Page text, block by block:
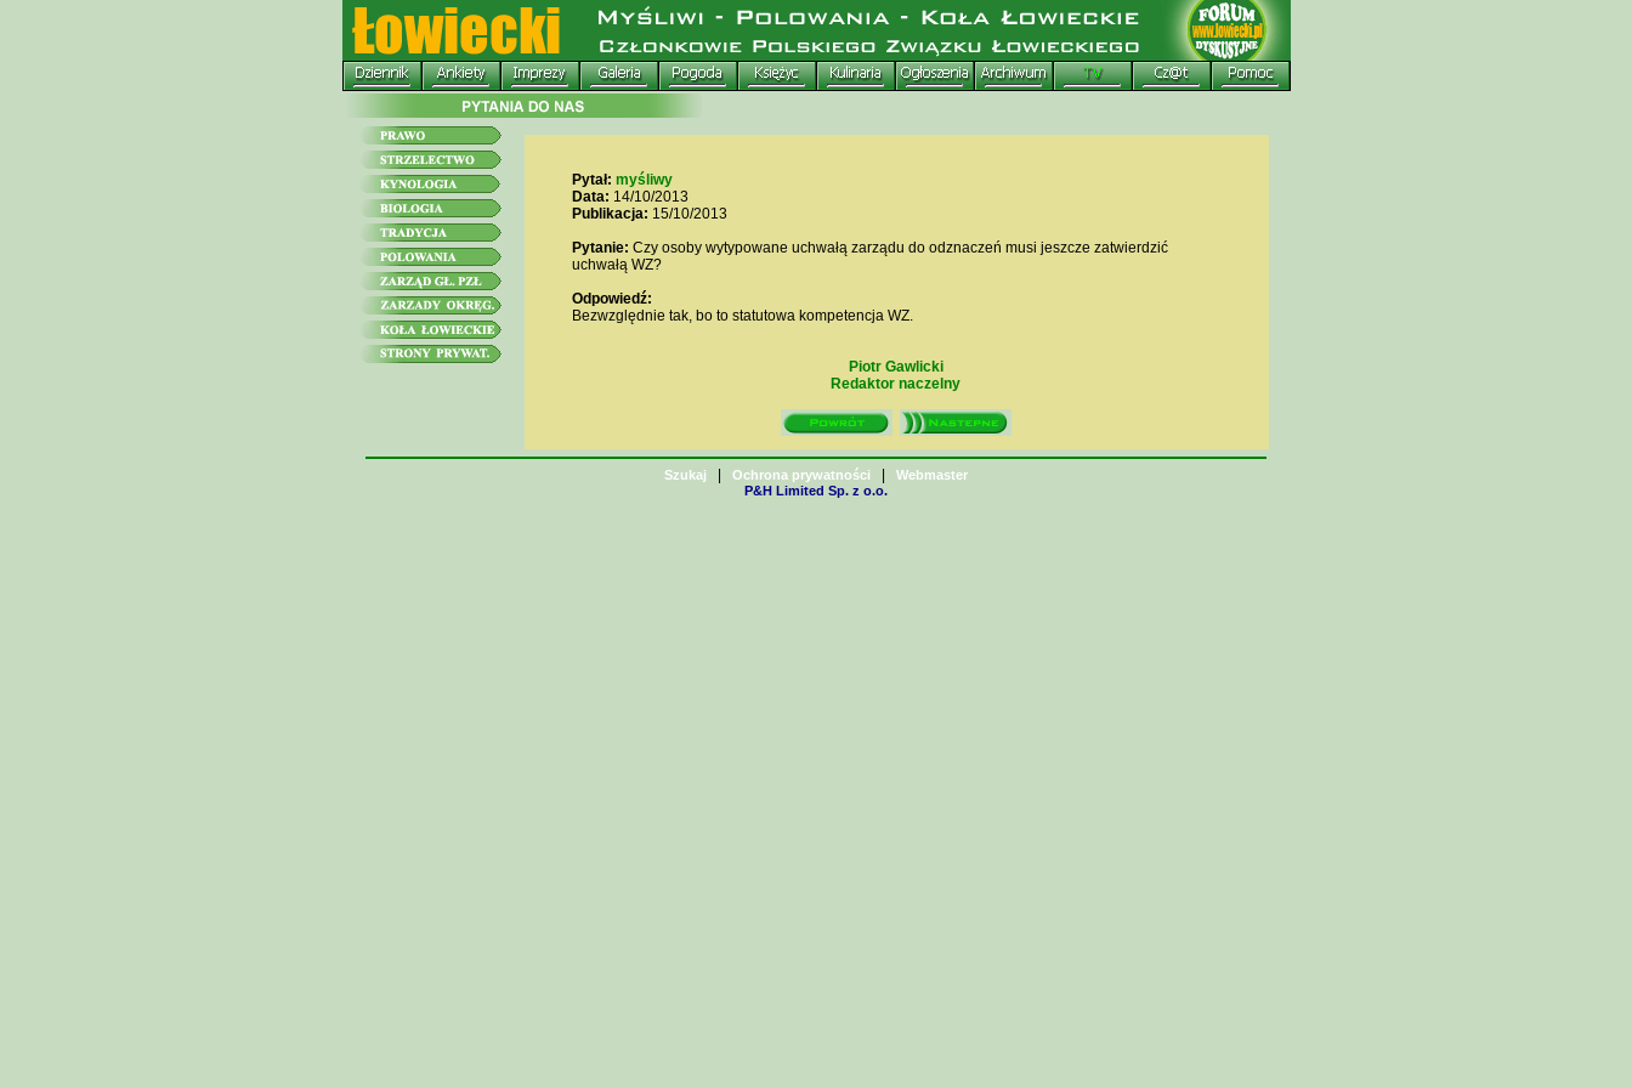
Pytał: myśliwy
Data: 14/10/2013
Publikacja: 15/10/2013
Pytanie: Czy osoby wytypowane uchwałą zarządu do odznaczeń musi jeszcze zatwierdzić
uchwałą WZ?
Odpowiedź:
Bezwzględnie tak, bo to statutowa kompetencja WZ.
Piotr Gawlicki
Redaktor naczelny
Szukaj Ochrona prywatności
Webmaster
P&H Limited Sp. z o.o.